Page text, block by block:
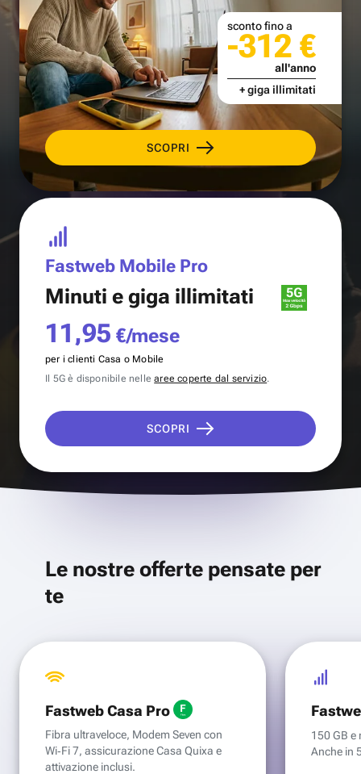
SCOPRI
sconto fino a
-312 €
all'anno
+ giga illimitati
Fastweb Mobile Pro
Minuti e giga illimitati
11,95 €/mese
per i clienti Casa o Mobile
Il 5G è disponibile nellearee coperte dal servizio.
SCOPRI
Le nostre offerte pensate per
te
Fastweb Casa Pro
Fibra ultraveloce, Modem Seven con
Wi‑Fi 7, assicurazione Casa Quixa e
attivazione inclusi.
150 GB e
Anche in